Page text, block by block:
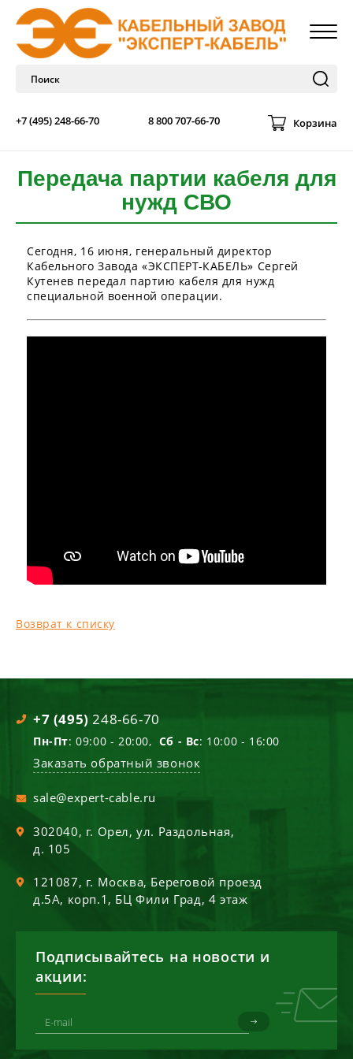
+7 (495) 248-66-70 8 800 707-66-70 Корзина
Передача партии кабеля для
нужд СВО
Сегодня, 16 июня, генеральный директор
Кабельного Завода «ЭКСПЕРТ-КАБЕЛЬ» Сергей
Кутенев передал партию кабеля для нужд
специальной военной операции.
Возврат к списку
+7 (495) 248-66-70
Пн-Пт: 09:00 - 20:00, Сб - Вс: 10:00 - 16:00
Заказать обратный звонок
sale@expert-cable.ru
302040, г. Орел,ул. Раздольная,
д. 105
121087, г. Москва, Береговой проезд
д.5А, корп.1, БЦ Фили Град, 4 этаж
Подписывайтесь на новости и
акции: